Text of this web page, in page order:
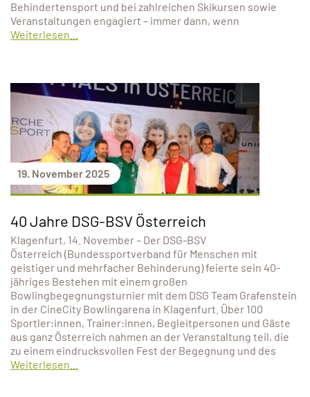
Behindertensport und bei zahlreichen Skikursen sowie
Veranstaltungen engagiert – immer dann, wenn
Weiterlesen...
19. November 2025
40 Jahre DSG-BSV Österreich
Klagenfurt, 14. November – Der DSG-BSV
Österreich (Bundessportverband für Menschen mit
geistiger und mehrfacher Behinderung) feierte sein 40-
jähriges Bestehen mit einem großen
Bowlingbegegnungsturnier mit dem DSG Team Grafenstein
in der CineCity Bowlingarena in Klagenfurt. Über 100
Sportler:innen, Trainer:innen, Begleitpersonen und Gäste
aus ganz Österreich nahmen an der Veranstaltung teil, die
zu einem eindrucksvollen Fest der Begegnung und des
Weiterlesen...